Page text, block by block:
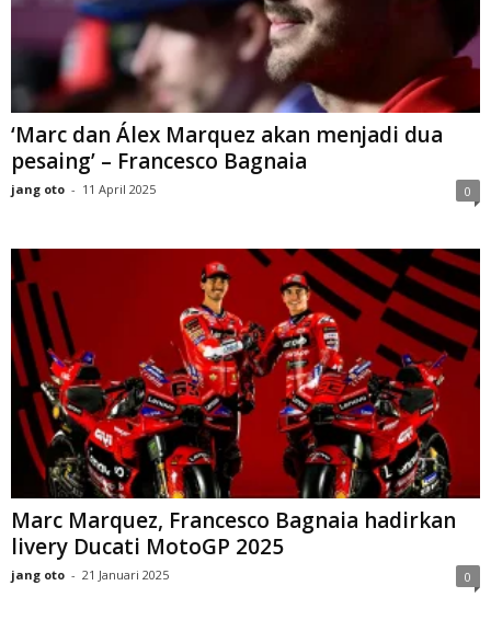
‘Marc dan Álex Marquez akan menjadi dua
pesaing’ – Francesco Bagnaia
jang oto - 11 April 2025 0
Marc Marquez, Francesco Bagnaia hadirkan
livery Ducati MotoGP 2025
jang oto - 21 Januari 2025 0